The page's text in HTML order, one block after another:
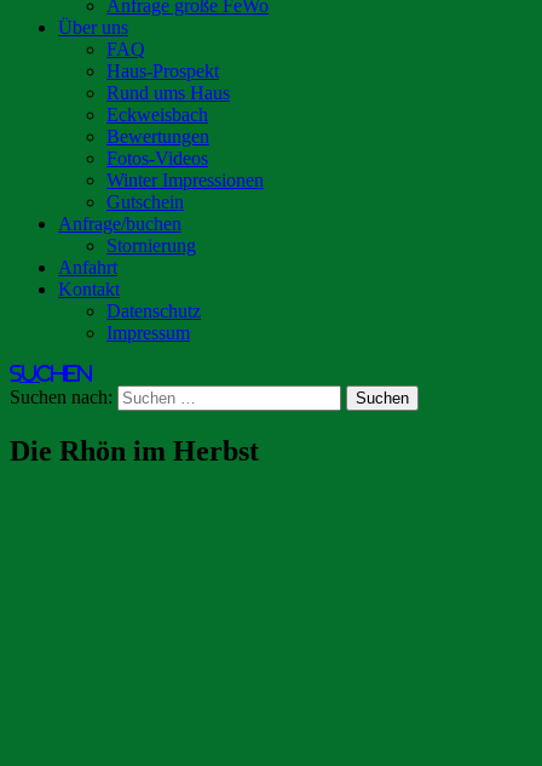
Anfrage große FeWo
Über uns
FAQ
Haus-Prospekt
Rund ums Haus
Eckweisbach
Bewertungen
Fotos-Videos
Winter Impressionen
Gutschein
Anfrage/buchen
Stornierung
Anfahrt
Kontakt
Datenschutz
Impressum
Suchen
Suchen nach:
Die Rhön im Herbst